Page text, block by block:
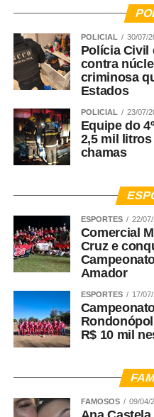
POLICIAL 30/07/
Polícia Civil
contra
criminosa
Estados
POLICIAL 23/07/
Equipe do
2,5 mil
chamas
ESPORTES 22/
Comercial
Cruz e
Amador
ESPORTES 17/
R$ 10 mil
FAMOSOS 09/04/